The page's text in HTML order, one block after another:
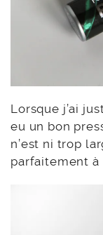
Lorsque j’ai
eu un bon
n’est ni trop
parfaitement